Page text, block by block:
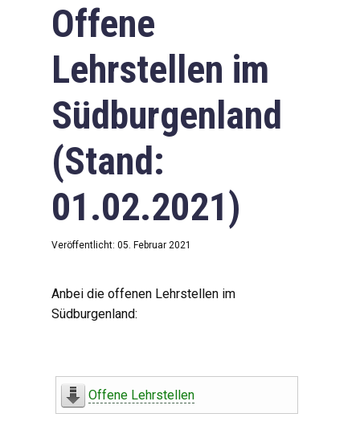
Offene
Lehrstellen im
Südburgenland
(Stand:
01.02.2021)
Veröffentlicht: 05. Februar 2021
Anbei die offenen Lehrstellen im
Südburgenland:
Offene Lehrstellen